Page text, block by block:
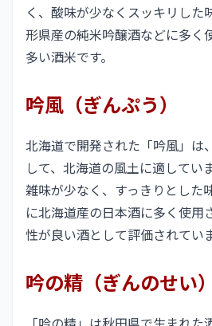
く、酸味が少なくスッキリした
形県産の純米吟醸酒などに多く
多い酒米です。
吟風（ぎんぷう）
北海道で開発された「吟風」は
して、北海道の風土に適してい
雑味が少なく、すっきりとした
に北海道産の日本酒に多く使用
性が良い酒として評価されていま
吟の精（ぎんのせい）